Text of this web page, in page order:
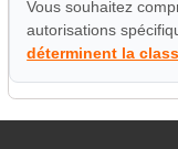
Vous souhaitez
autorisations
déterminent la